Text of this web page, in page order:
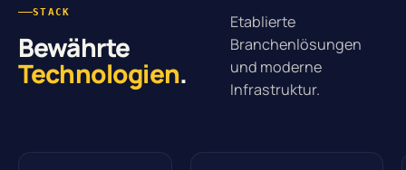
STACK
Bewährte
Technologien.
Etablierte
Branchenlösungen
und moderne
Infrastruktur.